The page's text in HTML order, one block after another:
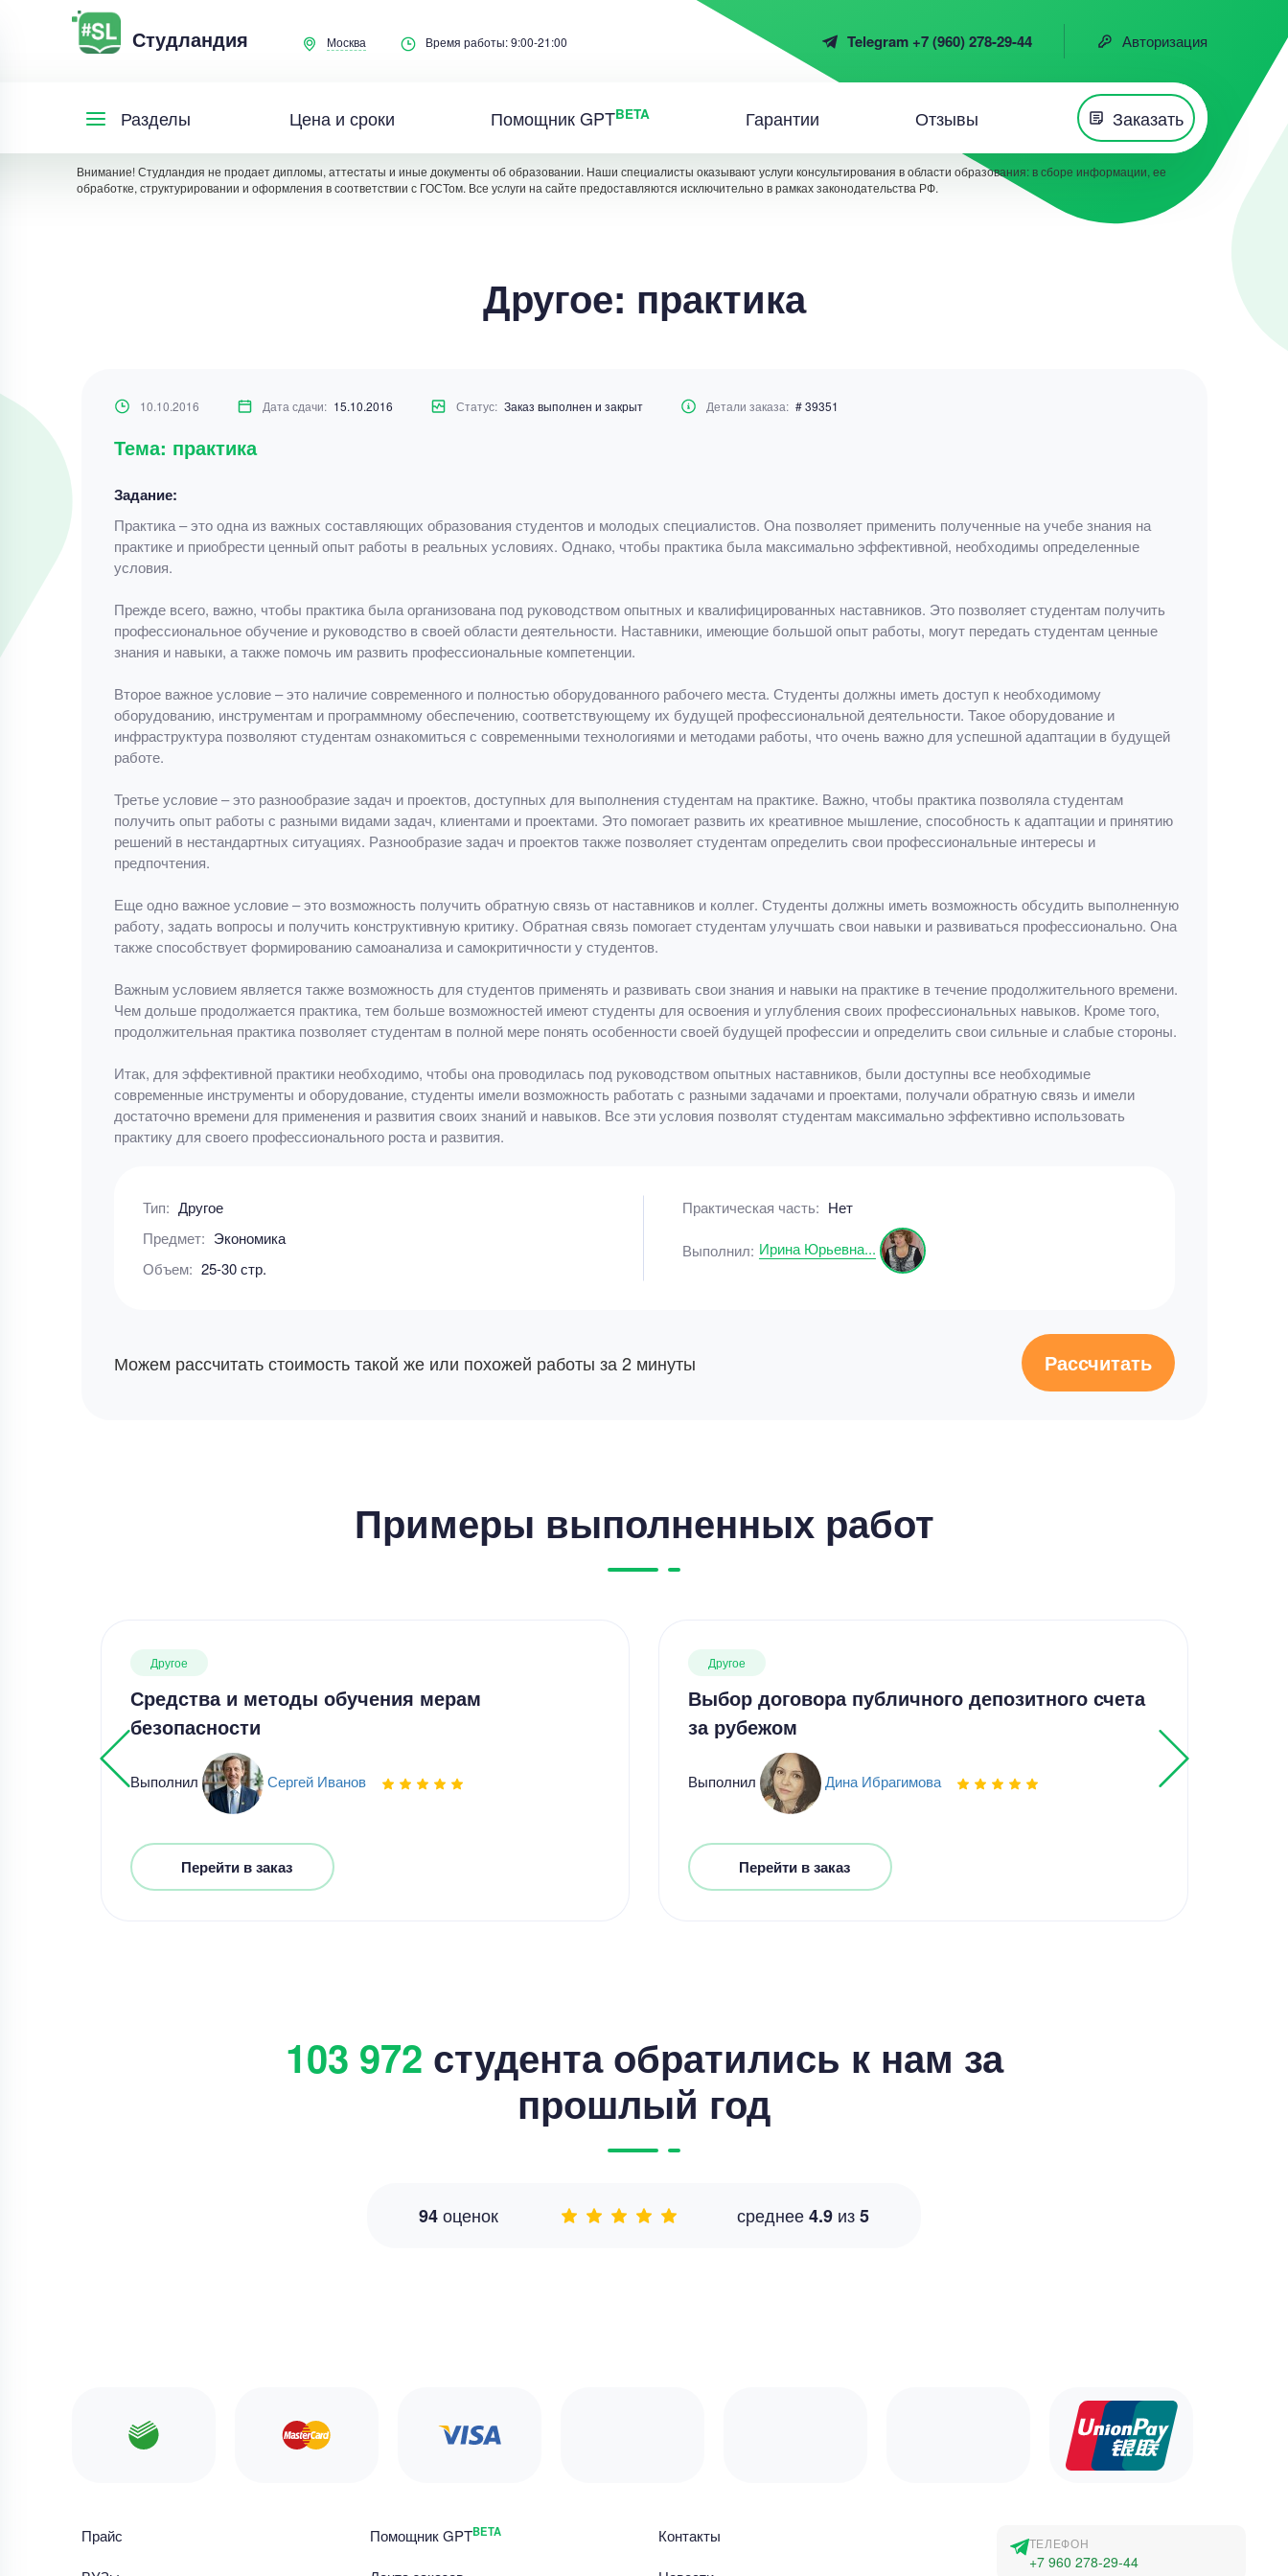
Студландия Москва Время работы: 9:00-21:00 Telegram +7 (960) 278-29-44 Авторизация
Разделы Цена и сроки Помощник GPTBETA Гарантии Отзывы Заказать
Внимание! Студландия не продает дипломы, аттестаты и иные документы об образовании. Наши специалисты оказывают услуги консультирования в области образования: в сборе информации, ее
обработке, структурировании и оформления в соответствии с ГОСТом. Все услуги на сайте предоставляются исключительно в рамках законодательства РФ.
Другое: практика
10.10.2016 Дата сдачи: 15.10.2016 Статус: Заказ выполнен и закрыт Детали заказа: # 39351
Тема: практика
Задание:
Практика – это одна из важных составляющих образования студентов и молодых специалистов. Она позволяет применить полученные на учебе знания на
практике и приобрести ценный опыт работы в реальных условиях. Однако, чтобы практика была максимально эффективной, необходимы определенные
условия.
Прежде всего, важно, чтобы практика была организована под руководством опытных и квалифицированных наставников. Это позволяет студентам получить
профессиональное обучение и руководство в своей области деятельности. Наставники, имеющие большой опыт работы, могут передать студентам ценные
знания и навыки, а также помочь им развить профессиональные компетенции.
Второе важное условие – это наличие современного и полностью оборудованного рабочего места. Студенты должны иметь доступ к необходимому
оборудованию, инструментам и программному обеспечению, соответствующему их будущей профессиональной деятельности. Такое оборудование и
инфраструктура позволяют студентам ознакомиться с современными технологиями и методами работы, что очень важно для успешной адаптации в будущей
работе.
Третье условие – это разнообразие задач и проектов, доступных для выполнения студентам на практике. Важно, чтобы практика позволяла студентам
получить опыт работы с разными видами задач, клиентами и проектами. Это помогает развить их креативное мышление, способность к адаптации и принятию
решений в нестандартных ситуациях. Разнообразие задач и проектов также позволяет студентам определить свои профессиональные интересы и
предпочтения.
Еще одно важное условие – это возможность получить обратную связь от наставников и коллег. Студенты должны иметь возможность обсудить выполненную
работу, задать вопросы и получить конструктивную критику. Обратная связь помогает студентам улучшать свои навыки и развиваться профессионально. Она
также способствует формированию самоанализа и самокритичности у студентов.
Важным условием является также возможность для студентов применять и развивать свои знания и навыки на практике в течение продолжительного времени.
Чем дольше продолжается практика, тем больше возможностей имеют студенты для освоения и углубления своих профессиональных навыков. Кроме того,
продолжительная практика позволяет студентам в полной мере понять особенности своей будущей профессии и определить свои сильные и слабые стороны.
Итак, для эффективной практики необходимо, чтобы она проводилась под руководством опытных наставников, были доступны все необходимые
современные инструменты и оборудование, студенты имели возможность работать с разными задачами и проектами, получали обратную связь и имели
достаточно времени для применения и развития своих знаний и навыков. Все эти условия позволят студентам максимально эффективно использовать
практику для своего профессионального роста и развития.
Тип: Другое
Предмет: Экономика
Объем: 25-30 стр.
Практическая часть: Нет
Выполнил: Ирина Юрьевна...
Можем рассчитать стоимость такой же или похожей работы за 2 минуты Рассчитать
Примеры выполненных работ
Другое
Средства и методы обучения мерам
безопасности
Выполнил Сергей Иванов
Перейти в заказ
Другое
Выбор договора публичного депозитного счета
за рубежом
Выполнил Дина Ибрагимова
Перейти в заказ
103 972 студента обратились к нам за
прошлый год
94оценок среднее4.9 из5
Прайс Помощник GPTBETA Контакты ТЕЛЕФОН
+7 960 278-29-44